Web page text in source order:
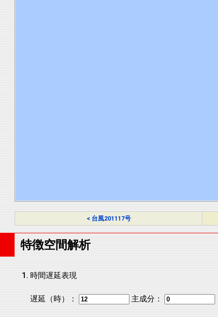
< 台風201117号
特徴空間解析
時間遅延表現
遅延（時）： 主成分：